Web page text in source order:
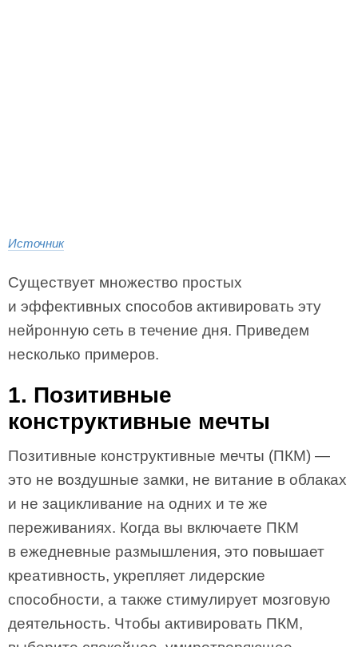
Источник
Существует множество простых
и эффективных способов активировать эту
нейронную сеть в течение дня. Приведем
несколько примеров.
1. Позитивные
конструктивные мечты
Позитивные конструктивные мечты (ПКМ) —
это не воздушные замки, не витание в облаках
и не зацикливание на одних и те же
переживаниях. Когда вы включаете ПКМ
в ежедневные размышления, это повышает
креативность, укрепляет лидерские
способности, а также стимулирует мозговую
деятельность. Чтобы активировать ПКМ,